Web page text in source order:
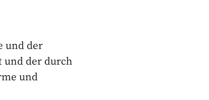
und der
und der durch
und